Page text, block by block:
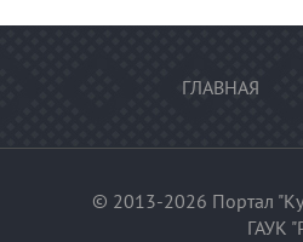
ГЛАВНАЯ
© 2013-2026 Портал
ГАУК